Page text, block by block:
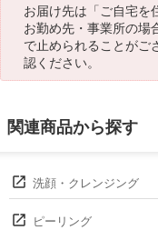
お届け先は「ご自宅を
お勤め先・事業所の場
で止められることがご
認ください。
関連商品から探す
洗顔・クレンジング
ピーリング